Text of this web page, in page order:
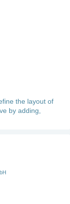
the layout of
by adding,